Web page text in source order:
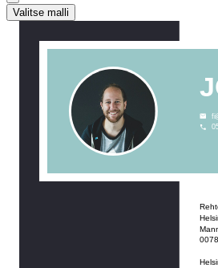
Valitse malli